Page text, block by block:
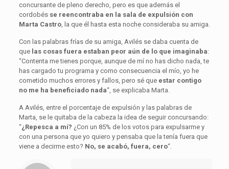
concursante de pleno derecho, pero es que además el
cordobés se reencontraba en la sala de expulsión con
Marta Castro, la que él hasta esta noche consideraba su amiga.
Con las palabras frías de su amiga, Avilés se daba cuenta de
que las cosas fuera estaban peor aún de lo que imaginaba:
“Contenta me tienes porque, aunque de mí no has dicho nada, te
has cargado tu programa y como consecuencia el mío, yo he
cometido muchos errores y fallos, pero sé que estar contigo
no me ha beneficiado nada“, se explicaba Marta.
A Avilés, entre el porcentaje de expulsión y las palabras de
Marta, se le quitaba de la cabeza la idea de seguir concursando:
“¿Repesca a mí? ¿Con un 85% de los votos para expulsarme y
con una persona que yo quiero y pensaba que la tenía fuera que
viene a decirme esto? No, se acabó, fuera, cero“.